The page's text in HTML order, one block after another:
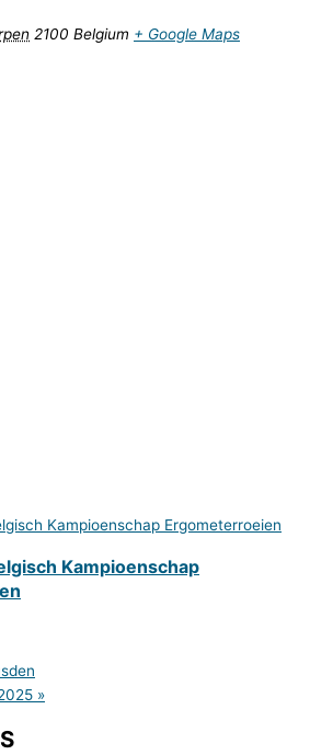
2100 Belgium + Google Maps
Kampioenschap
»